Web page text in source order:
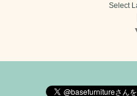
Select